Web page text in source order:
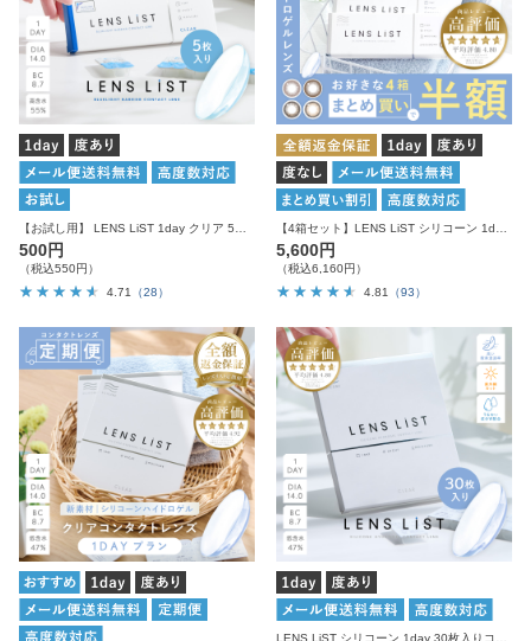
500円
（税込550円）
4.71
（28）
5,600円
（税込6,160円）
4.81
（93）